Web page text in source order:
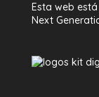
Esta web
Next